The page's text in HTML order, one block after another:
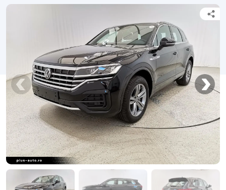
Alte tipuri vehicule
Despre Noi
Contact